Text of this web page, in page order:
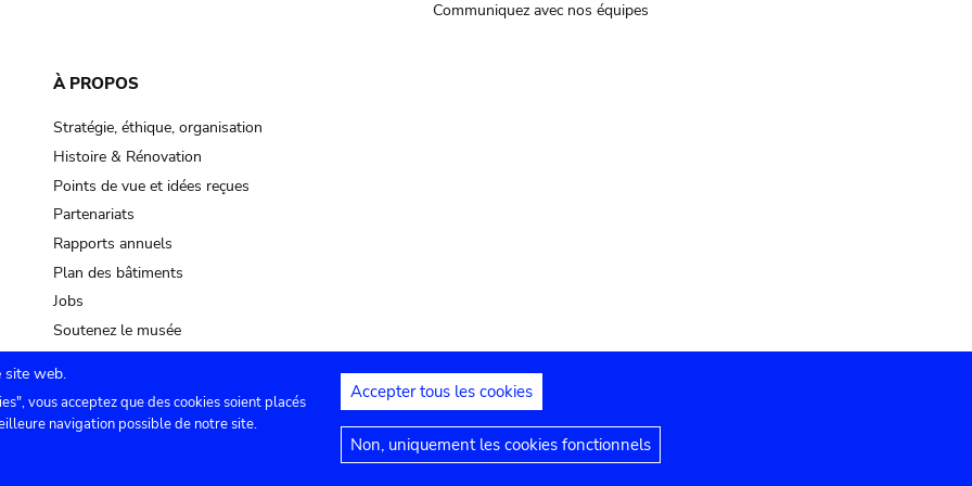
Communiquez avec nos équipes
À PROPOS
Stratégie, éthique, organisation
Histoire & Rénovation
Points de vue et idées reçues
Partenariats
Rapports annuels
Plan des bâtiments
Jobs
Soutenez le musée
Contact Paramètres de confidentialité Mentions juridiques Déclaration d'accessibilité
site web.
vous acceptez que des cookies soient placés
navigation possible de notre site.
Accepter tous les cookies
Non, uniquement les cookies fonctionnels